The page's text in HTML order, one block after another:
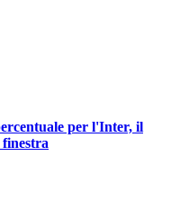
per l'Inter, il